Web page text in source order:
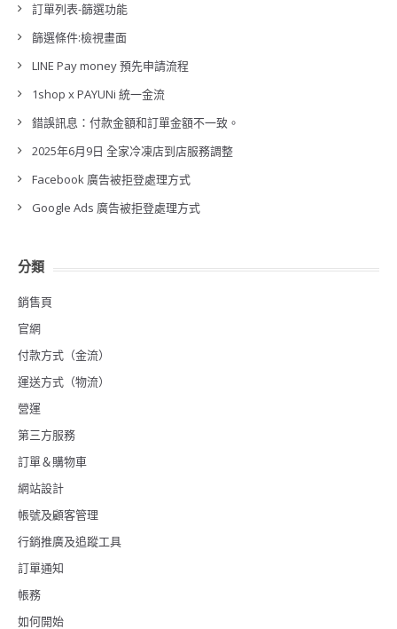
訂單列表-篩選功能
篩選條件:檢視畫面
LINE Pay money 預先申請流程
1shop x PAYUNi 統一金流
錯誤訊息：付款金額和訂單金額不一致。
2025年6月9日 全家冷凍店到店服務調整
Facebook 廣告被拒登處理方式
Google Ads 廣告被拒登處理方式
分類
銷售頁
官網
付款方式（金流）
運送方式（物流）
營運
第三方服務
訂單＆購物車
網站設計
帳號及顧客管理
行銷推廣及追蹤工具
訂單通知
帳務
如何開始